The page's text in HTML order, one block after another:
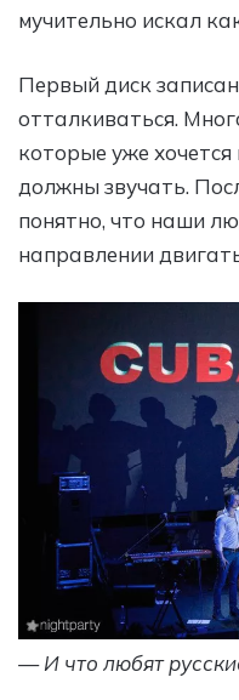
мучительно искал
Первый диск записан
отталкиваться.
которые уже
должны звучать.
понятно, что наши
направлении
— И что любят